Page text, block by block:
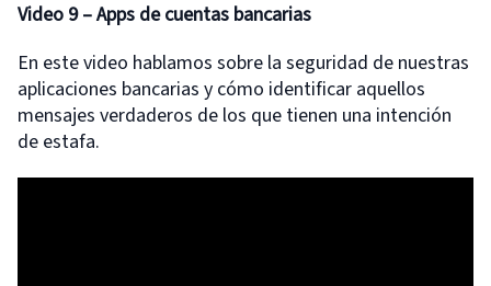
Video 9 – Apps de cuentas bancarias
En este video hablamos sobre la seguridad de nuestras
aplicaciones bancarias y cómo identificar aquellos
mensajes verdaderos de los que tienen una intención
de estafa.